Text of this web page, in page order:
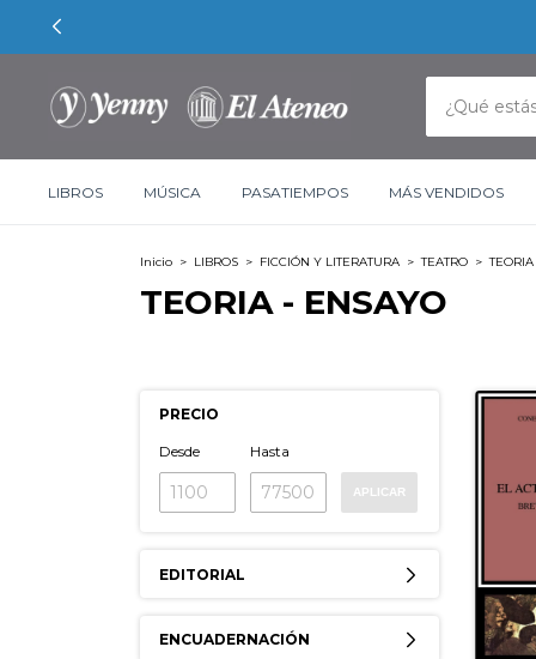
LIBROS MÚSICA PASATIEMPOS MÁS VENDIDOS
Inicio > LIBROS > FICCIÓN Y LITERATURA > TEATRO >
TEORIA - ENSAYO
PRECIO
Desde Hasta
APLICAR
EDITORIAL
ENCUADERNACIÓN